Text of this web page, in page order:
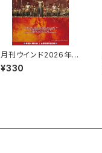
月刊ウインド2026年3
月号
¥330